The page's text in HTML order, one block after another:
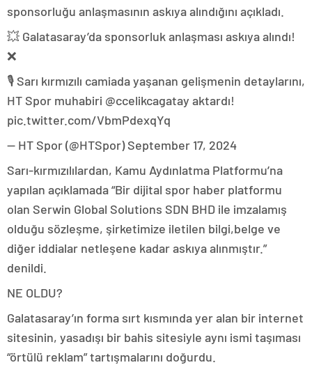
sponsorluğu anlaşmasının askıya alındığını açıkladı.
💥 Galatasaray’da sponsorluk anlaşması askıya alındı!
❌
🎙️ Sarı kırmızılı camiada yaşanan gelişmenin detaylarını,
HT Spor muhabiri @ccelikcagatay aktardı!
pic.twitter.com/VbmPdexqYq
— HT Spor (@HTSpor) September 17, 2024
Sarı-kırmızılılardan, Kamu Aydınlatma Platformu’na
yapılan açıklamada “Bir dijital spor haber platformu
olan Serwin Global Solutions SDN BHD ile imzalamış
olduğu sözleşme, şirketimize iletilen bilgi,belge ve
diğer iddialar netleşene kadar askıya alınmıştır.”
denildi.
NE OLDU?
Galatasaray’ın forma sırt kısmında yer alan bir internet
sitesinin, yasadışı bir bahis sitesiyle aynı ismi taşıması
“örtülü reklam” tartışmalarını doğurdu.